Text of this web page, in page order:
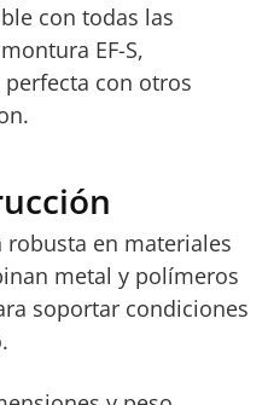
con todas las
EF-S,
con otros
robusta en materiales
metal y polímeros
soportar condiciones